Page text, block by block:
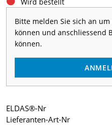
Bitte melden Sie sich an
können und anschliessend
können.
ELDAS®-Nr
Lieferanten-Art-Nr